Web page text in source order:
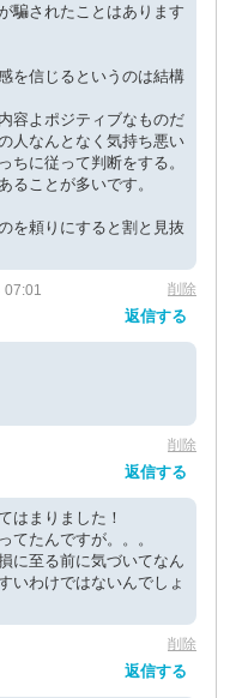
騙されたことはあります
を信じるというのは結構
容よポジティブなものだ
人なんとなく気持ち悪い
ちに従って判断をする。
ることが多いです。
を頼りにすると割と見抜
削除
返信する
削除
返信する
はまりました！
てたんですが。。。
に至る前に気づいてなん
いわけではないんでしょ
削除
返信する